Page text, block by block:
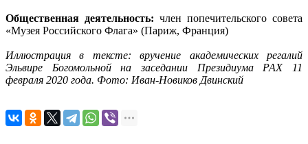
Общественная деятельность: член попечительского совета
«Музея Российского Флага» (Париж, Франция)
Иллюстрация в тексте: вручение академических регалий
Эльвире Богомольной на заседании Президиума РАХ 11
февраля 2020 года. Фото: Иван-Новиков Двинский